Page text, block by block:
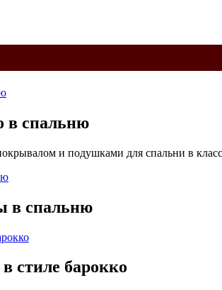
спальню
и подушками для спальни в
в спальню
стиле барокко